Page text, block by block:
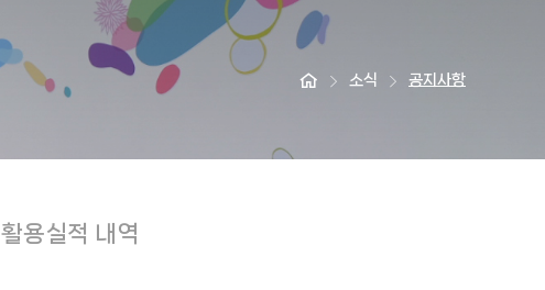
소식 공지사항
활용실적 내역